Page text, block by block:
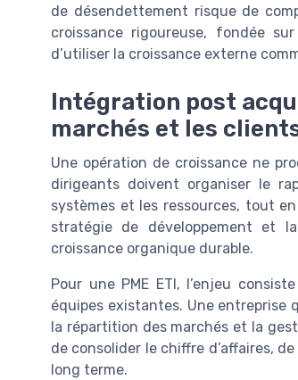
de désendettement risque de
croissance rigoureuse, fondée
d’utiliser la croissance externe
Intégration post
marchés et les
Une opération de croissance ne
dirigeants doivent organiser le
systèmes et les ressources, tout
stratégie de développement et
croissance organique durable.
Pour une PME ETI, l’enjeu
équipes existantes. Une entreprise
la répartition des marchés et la
de consolider le chiffre d’affaires,
long terme.